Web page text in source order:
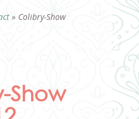
» Colibry-Show
Show